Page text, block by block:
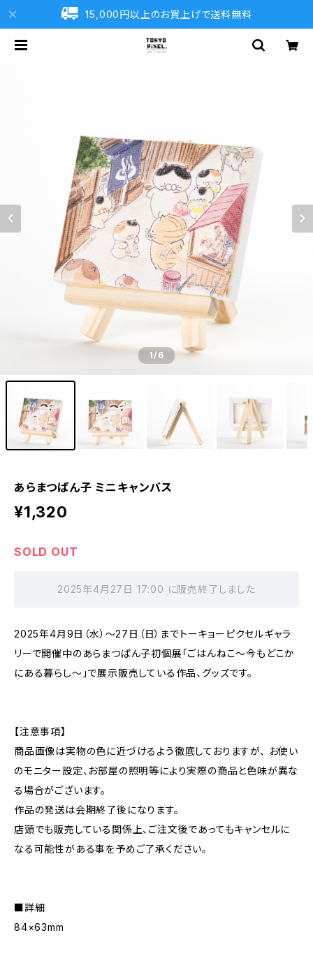
15,000円以上のお買上げで送料無料
1/6
あらまつぱん子 ミニキャンバス
¥1,320
SOLD OUT
2025年4月27日 17:00 に販売終了しました
2025年4月9日（水）～27日（日）までトーキョーピクセルギャラ
リーで開催中のあらまつぱん子初個展「ごはんねこ～今もどこか
にある暮らし～」で展示販売している作品、グッズです。
【注意事項】
商品画像は実物の色に近づけるよう徹底しておりますが、 お使い
のモニター設定、お部屋の照明等により実際の商品と色味が異な
る場合がございます。
作品の発送は会期終了後になります。
店頭でも販売している関係上、ご注文後であってもキャンセルに
なる可能性がある事を予めご了承ください。
■詳細
84×63mm